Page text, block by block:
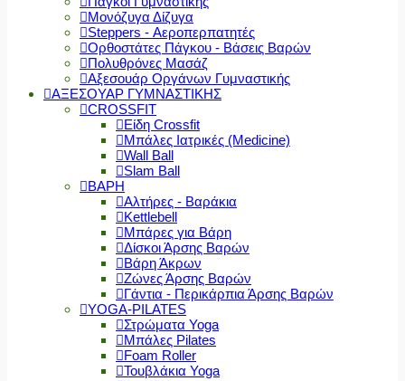
Μονόζυγα Δίζυγα
Steppers - Αεροπερπατητές
Ορθοστάτες Πάγκου - Βάσεις Βαρών
Πολυθρόνες Μασάζ
Αξεσουάρ Οργάνων Γυμναστικής
ΑΞΕΣΟΥΑΡ ΓΥΜΝΑΣΤΙΚΗΣ
CROSSFIT
Είδη Crossfit
Μπάλες Ιατρικές (Medicine)
Wall Ball
Slam Ball
ΒΑΡΗ
Αλτήρες - Βαράκια
Kettlebell
Μπάρες για Βάρη
Δίσκοι Άρσης Βαρών
Βάρη Άκρων
Ζώνες Άρσης Βαρών
Γάντια - Περικάρπια Άρσης Βαρών
YOGA-PILATES
Στρώματα Yoga
Μπάλες Pilates
Foam Roller
Τουβλάκια Yoga